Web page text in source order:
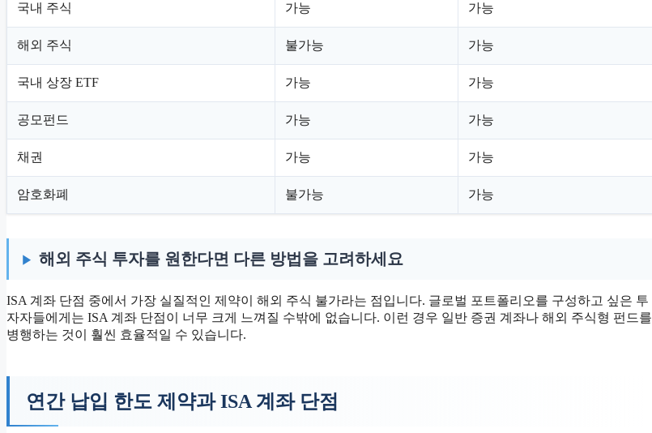
국내 주식 가능 가능
해외 주식 불가능 가능
국내 상장 ETF 가능 가능
공모펀드 가능 가능
채권 가능 가능
암호화폐 불가능 가능
해외 주식 투자를 원한다면 다른 방법을 고려하세요
ISA 계좌 단점 중에서 가장 실질적인 제약이 해외 주식 불가라는 점입니다. 글로벌 포트폴리오를 구성하고 싶은 투
자자들에게는 ISA 계좌 단점이 너무 크게 느껴질 수밖에 없습니다. 이런 경우 일반 증권 계좌나 해외 주식형 펀드를
병행하는 것이 훨씬 효율적일 수 있습니다.
연간 납입 한도 제약과 ISA 계좌 단점